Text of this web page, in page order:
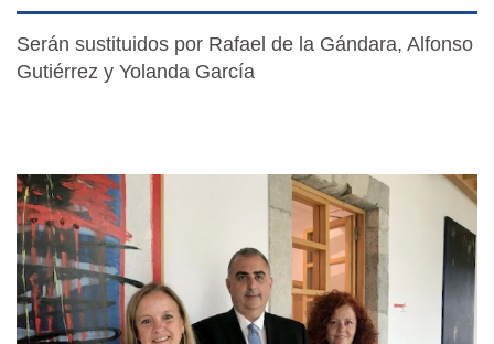
Serán sustituidos por Rafael de la Gándara, Alfonso
Gutiérrez y Yolanda García